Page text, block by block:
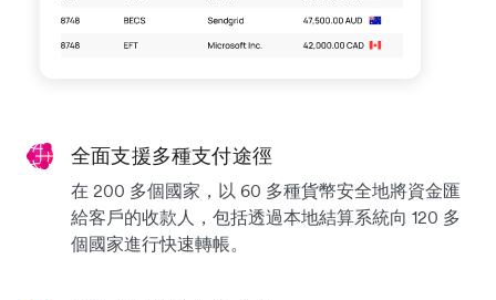
全面支援多種支付途徑
在 200 多個國家，以 60 多種貨幣安全地將資金匯
給客戶的收款人，包括透過本地結算系統向 120 多
個國家進行快速轉帳。